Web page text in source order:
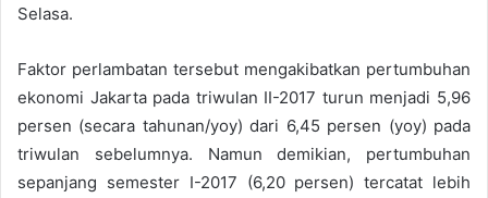
Selasa.
Faktor perlambatan tersebut mengakibatkan pertumbuhan
ekonomi Jakarta pada triwulan II-2017 turun menjadi 5,96
persen (secara tahunan/yoy) dari 6,45 persen (yoy) pada
triwulan sebelumnya. Namun demikian, pertumbuhan
sepanjang semester I-2017 (6,20 persen) tercatat lebih